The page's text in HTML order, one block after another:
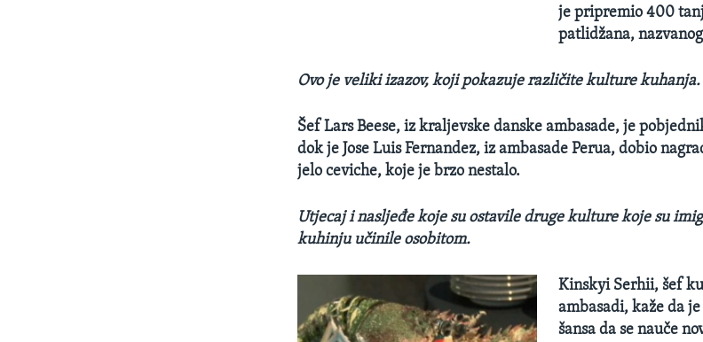
je pripremio 400
patlidžana,
Ovo je veliki izazov, koji pokazuje različite kulture kuhanja.
Šef Lars Beese, iz kraljevske danske ambasade, je
dok je Jose Luis Fernandez, iz ambasade Perua, dobio
jelo ceviche, koje je brzo nestalo.
Utjecaj i nasljeđe koje su ostavile druge kulture koje su
kuhinju učinile osobitom.
Kinskyi Serhii, šef
ambasadi, kaže da
šansa da se nauče